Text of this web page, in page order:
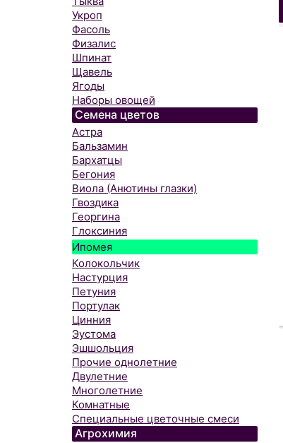
Укроп
Фасоль
Физалис
Шпинат
Щавель
Ягоды
Наборы овощей
Семена цветов
Астра
Бальзамин
Бархатцы
Бегония
Виола (Анютины глазки)
Гвоздика
Георгина
Глоксиния
Ипомея
Колокольчик
Настурция
Петуния
Портулак
Цинния
Эустома
Эшшольция
Прочие однолетние
Двулетние
Многолетние
Комнатные
Специальные цветочные смеси
Агрохимия